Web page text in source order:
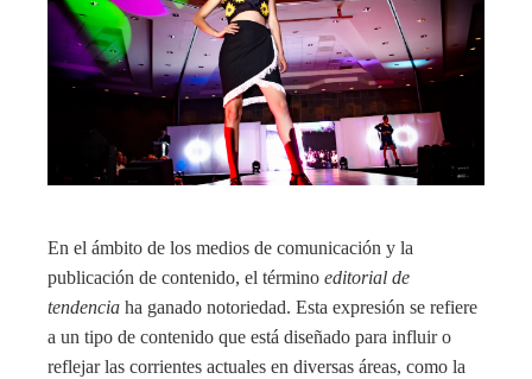
En el ámbito de los medios de comunicación y la
publicación de contenido, el término editorial de
tendencia ha ganado notoriedad. Esta expresión se refiere
a un tipo de contenido que está diseñado para influir o
reflejar las corrientes actuales en diversas áreas, como la